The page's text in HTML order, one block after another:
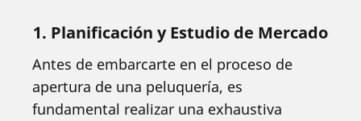
1. Planificación y Estudio de Mercado
Antes de embarcarte en el proceso de
apertura de una peluquería, es
fundamental realizar una exhaustiva